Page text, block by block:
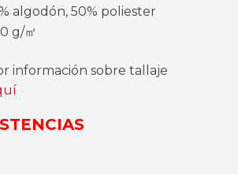
algodón, 50% poliester
g/㎡
información sobre tallaje